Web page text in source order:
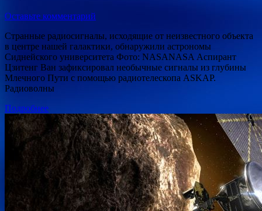
Оставьте комментарий
Странные радиосигналы, исходящие от неизвестного объекта
в центре нашей галактики, обнаружили астрономы
Сиднейского университета Фото: NASANASA Аспирант
Цзитенг Ван зафиксировал необычные сигналы из глубины
Млечного Пути с помощью радиотелескопа ASKAP.
Радиоволны
Подробнее